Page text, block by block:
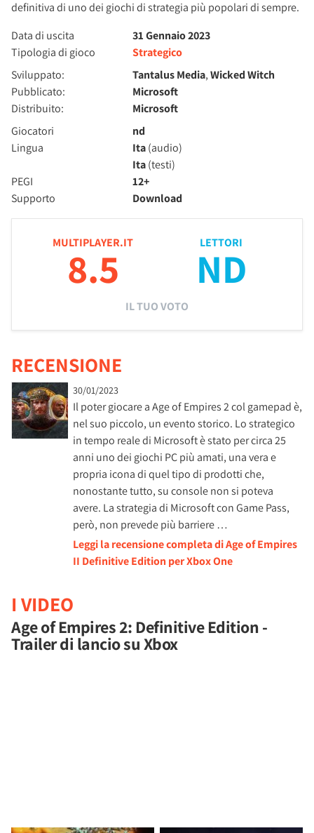
definitiva di uno dei giochi di strategia più popolari di sempre.
Data di uscita
31 Gennaio 2023
Tipologia di gioco
Strategico
Sviluppato:
Tantalus Media,Wicked Witch
Pubblicato:
Microsoft
Distribuito:
Microsoft
Giocatori
nd
Lingua
Ita(audio)
Ita(testi)
PEGI
12+
Supporto
Download
MULTIPLAYER.IT
8.5
LETTORI
ND
IL TUO VOTO
RECENSIONE
30/01/2023
Il poter giocare a Age of Empires 2 col gamepad è,
nel suo piccolo, un evento storico. Lo strategico
in tempo reale di Microsoft è stato per circa 25
anni uno dei giochi PC più amati, una vera e
propria icona di quel tipo di prodotti che,
nonostante tutto, su console non si poteva
avere. La strategia di Microsoft con Game Pass,
però, non prevede più barriere …
Leggi la recensione completa di Age of Empires
II Definitive Edition per Xbox One
I VIDEO
Age of Empires 2: Definitive Edition -
Trailer di lancio su Xbox